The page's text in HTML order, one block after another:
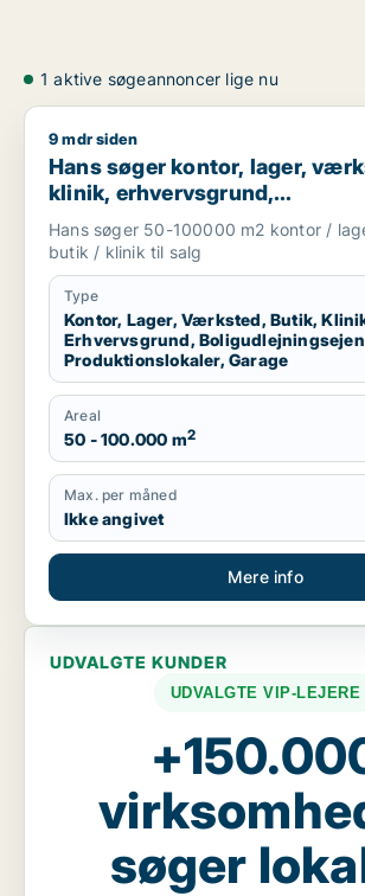
1 aktive søgeannoncer lige nu
Hans søger kontor, lager, værksted,
9 mdr siden
Hans søger kontor, lager,
klinik, erhvervsgrund,
boligudlejningsejendom, hotel,
produktionslokaler eller
Region Sjælland
Hans søger 50-100000 m2 kontor /
butik / klinik til salg
Type
Kontor, Lager, Værksted, Butik,
Erhvervsgrund,
Produktionslokaler, Garage
Areal
50 - 100.000 m2
Max. per måned
Ikke angivet
Mere info
UDVALGTE KUNDER
UDVALGTE VIP-LEJERE
søger